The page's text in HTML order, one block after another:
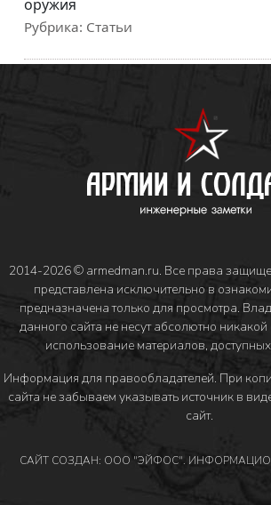
оружия
Рубрика: Статьи
2014-2026 © armedman.ru. Все права
представлена исключительно в
предназначена только для просмотра.
данного сайта не несут абсолютно никакой
использование материалов,
Информация для правообладателей. При
сайта не забываем указывать источник в
сайт.
САЙТ СОЗДАН: ООО "ЭЙФОС".